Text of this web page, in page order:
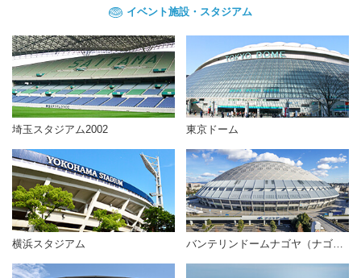
イベント施設・スタジアム
埼玉スタジアム2002 東京ドーム
横浜スタジアム